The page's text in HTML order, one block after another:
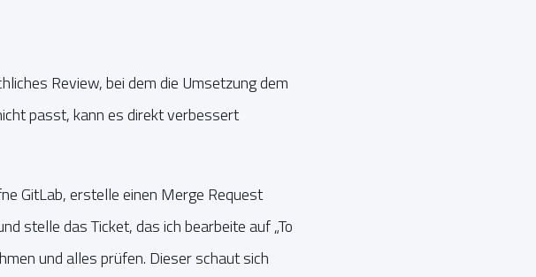
Review, bei dem die Umsetzung dem
passt, kann es direkt verbessert
GitLab, erstelle einen Merge Request
stelle das Ticket, das ich bearbeite auf „To
und alles prüfen. Dieser schaut sich